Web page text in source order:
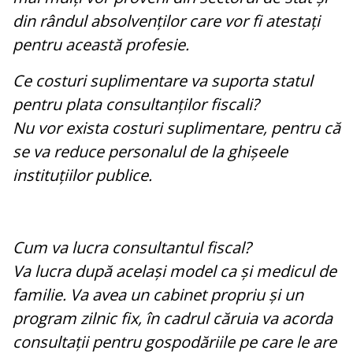
din rândul absolvenților care vor fi atestați
pentru această profesie.
Ce costuri suplimentare va suporta statul
pentru plata consultanților fiscali?
Nu vor exista costuri suplimentare, pentru că
se va reduce personalul de la ghișeele
instituțiilor publice.
Cum va lucra consultantul fiscal?
Va lucra după același model ca și medicul de
familie. Va avea un cabinet propriu și un
program zilnic fix, în cadrul căruia va acorda
consultații pentru gospodăriile pe care le are